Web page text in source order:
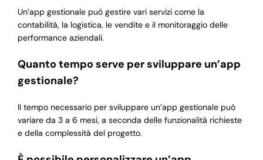
Un’app gestionale può gestire vari servizi come la
contabilità, la logistica, le vendite e il monitoraggio delle
performance aziendali.
Quanto tempo serve per sviluppare un’app
gestionale?
Il tempo necessario per sviluppare un’app gestionale può
variare da 3 a 6 mesi, a seconda delle funzionalità richieste
e della complessità del progetto.